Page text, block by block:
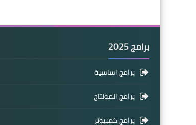
برامج 2025
برامج اساسية
برامج المونتاج
برامج كمبيوتر